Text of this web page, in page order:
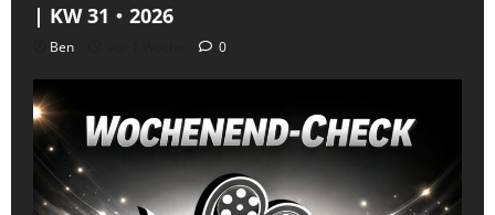
| KW 31・2026
Ben 0